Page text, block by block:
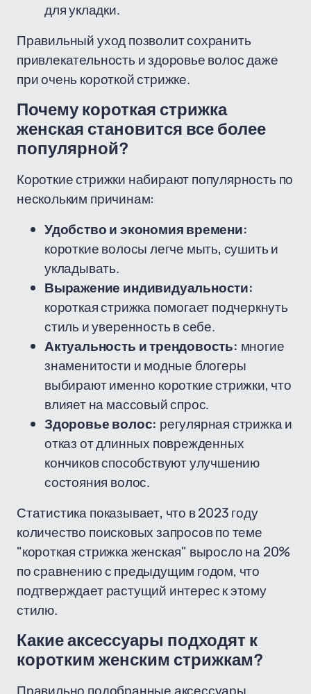
для укладки.
Правильный уход позволит сохранить
привлекательность и здоровье волос даже
при очень короткой стрижке.
Почему короткая стрижка
женская становится все более
популярной?
Короткие стрижки набирают популярность по
нескольким причинам:
Удобство и экономия времени:
короткие волосы легче мыть, сушить и
укладывать.
Выражение индивидуальности:
короткая стрижка помогает подчеркнуть
стиль и уверенность в себе.
Актуальность и трендовость: многие
знаменитости и модные блогеры
выбирают именно короткие стрижки, что
влияет на массовый спрос.
Здоровье волос: регулярная стрижка и
отказ от длинных поврежденных
кончиков способствуют улучшению
состояния волос.
Статистика показывает, что в 2023 году
количество поисковых запросов по теме
"короткая стрижка женская" выросло на 20%
по сравнению с предыдущим годом, что
подтверждает растущий интерес к этому
стилю.
Какие аксессуары подходят к
коротким женским стрижкам?